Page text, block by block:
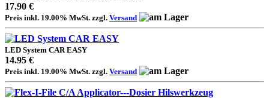
17.90 €
Preis inkl. 19.00% MwSt. zzgl. Versand
LED System CAR EASY
14.95 €
Preis inkl. 19.00% MwSt. zzgl. Versand